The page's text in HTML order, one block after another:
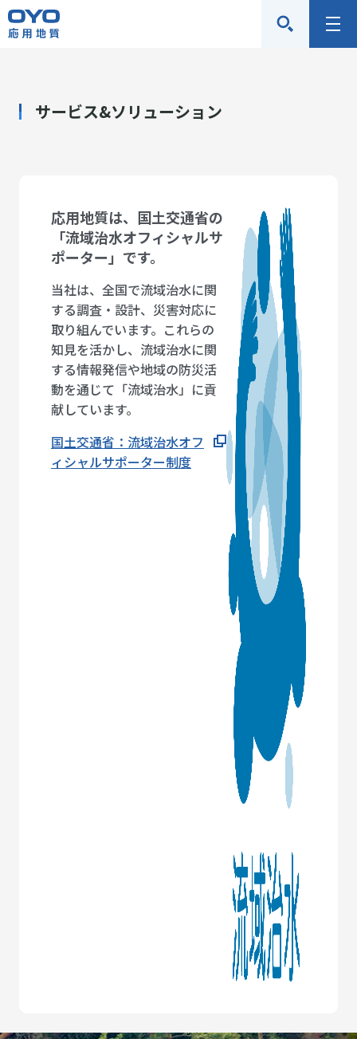
応
用
メ
サービス&ソリューション
応用地質は、国土交通省の
「流域治水オフィシャルサ
ポーター」です。
当社は、全国で流域治水に関
する調査・設計、災害対応に
取り組んでいます。これらの
知見を活かし、流域治水に関
する情報発信や地域の防災活
動を通じて「流域治水」に貢
献しています。
国土交通省：流域治水オフ
ィシャルサポーター制度